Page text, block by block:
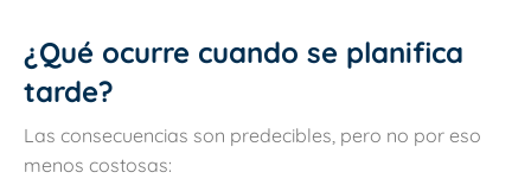
¿Qué ocurre cuando se planifica
tarde?
Las consecuencias son predecibles, pero no por eso
menos costosas: